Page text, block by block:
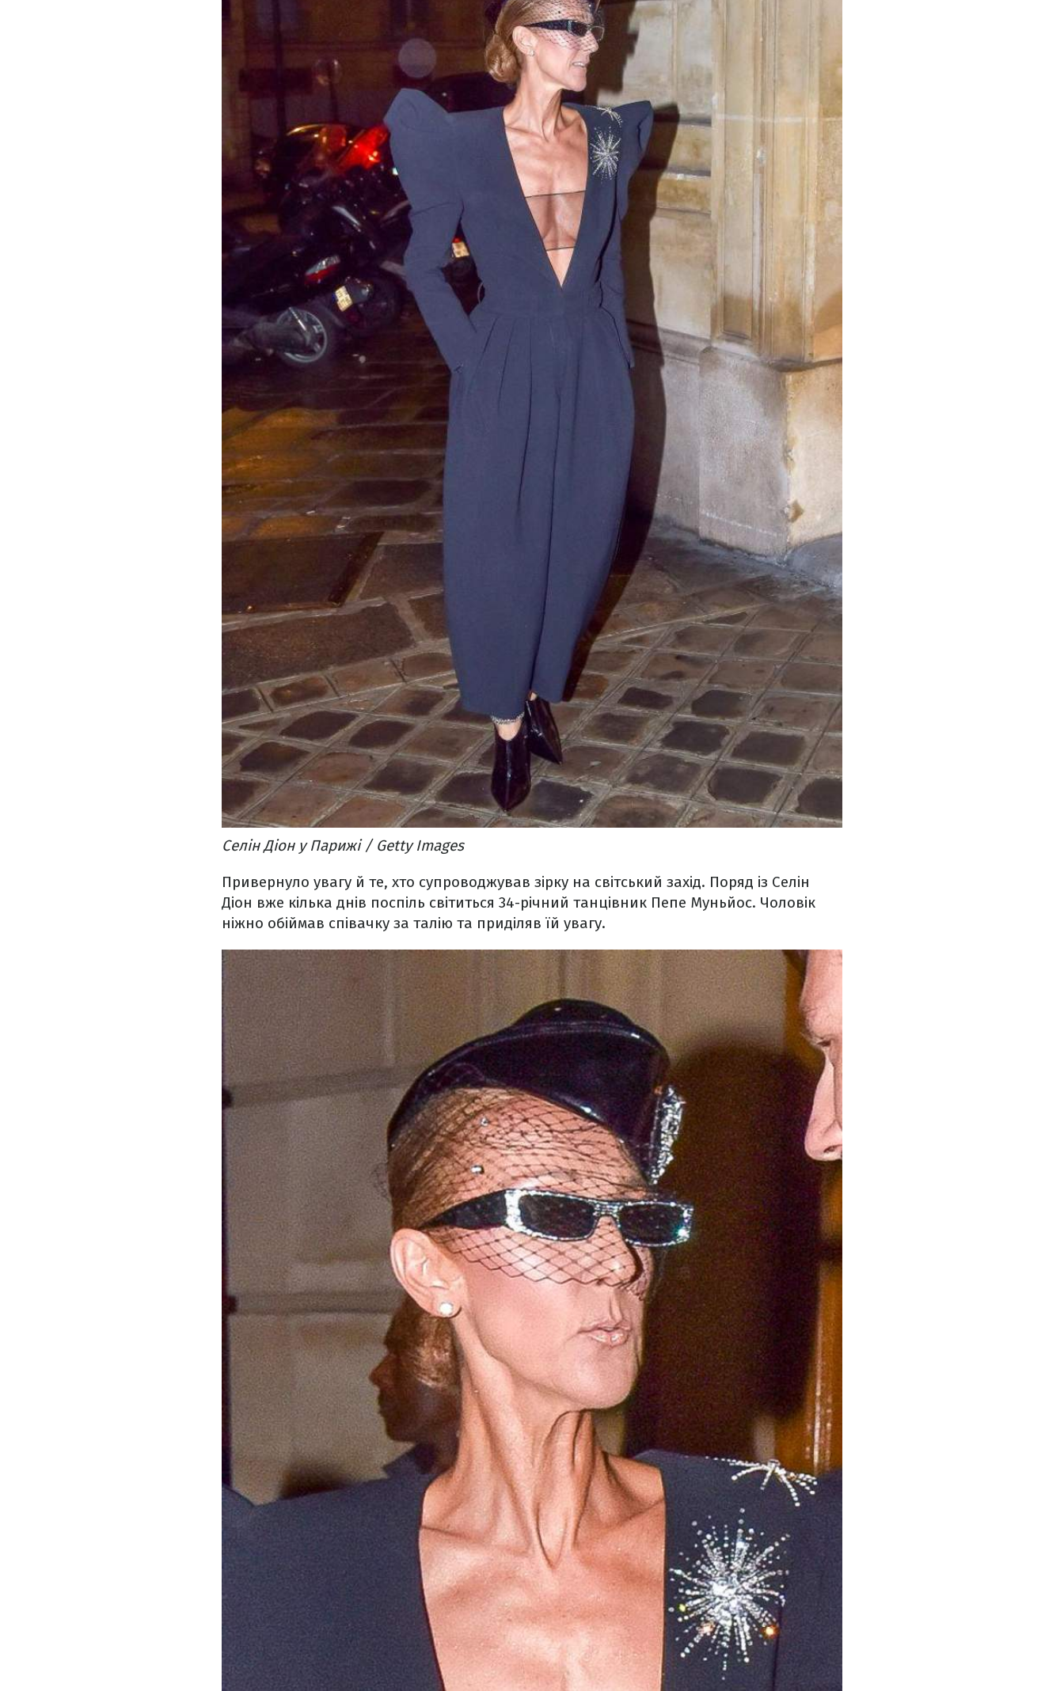
Селін Діон у Парижі / Getty Images
Привернуло увагу й те, хто супроводжував зірку на світський захід. Поряд із Селін
Діон вже кілька днів поспіль світиться 34-річний танцівник Пепе Муньйос. Чоловік
ніжно обіймав співачку за талію та приділяв їй увагу.